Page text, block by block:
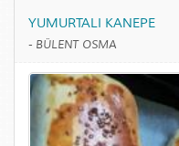
YUMURTALI KANEPE
- BÜLENT OSMA